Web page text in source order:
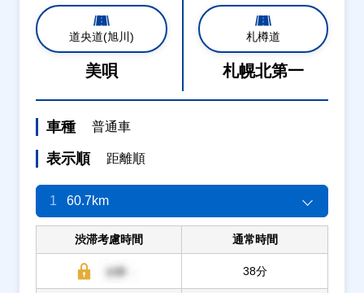
道央道(旭川)
美唄
札樽道
札幌北第一
車種 普通車
表示順 距離順
1 60.7km
渋滞考慮時間 通常時間
38分